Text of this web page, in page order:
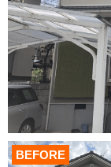
BEFORE